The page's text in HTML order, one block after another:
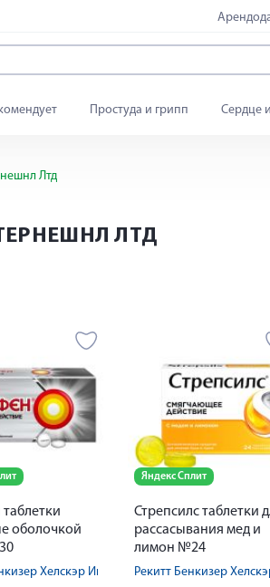
Простуда и грипп Сердце
Лтд
ЛТД
оболочкой
Хелскэр Интернешнл Лтд
Яндекс Сплит
Стрепсилс таблетки
рассасывания мед и
лимон №24
Рекитт Бенкизер